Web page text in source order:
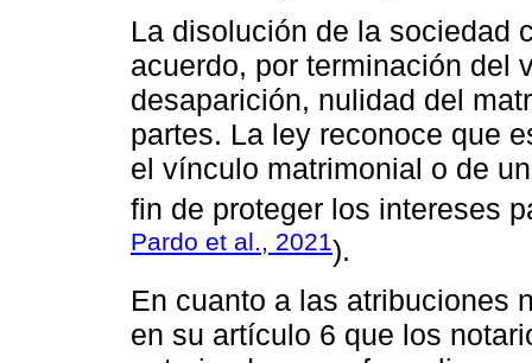
La disolución de la sociedad
acuerdo, por terminación del
desaparición, nulidad del
partes. La ley reconoce que
el vínculo matrimonial o de
fin de proteger los intereses
Pardo et al., 2021).
En cuanto a las atribuciones
en su artículo 6 que los